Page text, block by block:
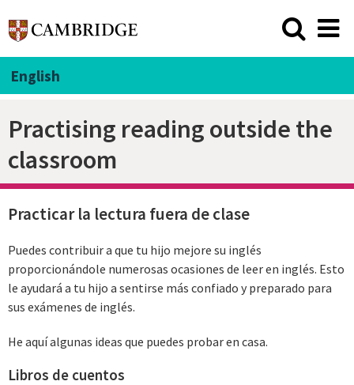
English
Practising reading outside the
classroom
Practicar la lectura fuera de clase
Puedes contribuir a que tu hijo mejore su inglés
proporcionándole numerosas ocasiones de leer en inglés. Esto
le ayudará a tu hijo a sentirse más confiado y preparado para
sus exámenes de inglés.
He aquí algunas ideas que puedes probar en casa.
Libros de cuentos